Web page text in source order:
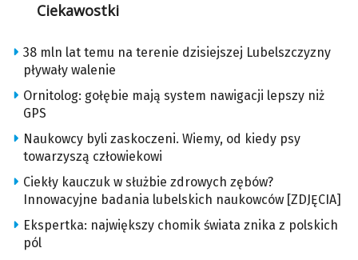
Ciekawostki
38 mln lat temu na terenie dzisiejszej Lubelszczyzny
pływały walenie
Ornitolog: gołębie mają system nawigacji lepszy niż
GPS
Naukowcy byli zaskoczeni. Wiemy, od kiedy psy
towarzyszą człowiekowi
Ciekły kauczuk w służbie zdrowych zębów?
Innowacyjne badania lubelskich naukowców [ZDJĘCIA]
Ekspertka: największy chomik świata znika z polskich
pól